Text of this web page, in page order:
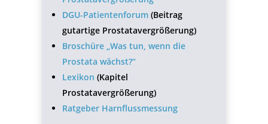
DGU-Patientenforum(Beitrag
gutartige Prostatavergrößerung)
Broschüre „Was tun, wenn die
Prostata wächst?“
Lexikon (Kapitel
Prostatavergrößerung)
Ratgeber Harnflussmessung